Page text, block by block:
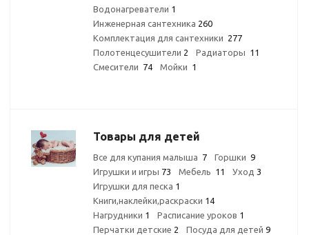
Водонагреватели 1
Инженерная сантехника 260
Комплектация для сантехники 277
Полотенцесушители 2 Радиаторы 11
Смесители 74 Мойки 1
Товары для детей
Все для купания малыша 7 Горшки 9
Игрушки и игры 73 Мебель 11 Уход 3
Игрушки для песка 1
Книги,наклейки,раскраски 14
Нагрудники 1 Расписание уроков 1
Перчатки детские 2 Посуда для детей 9